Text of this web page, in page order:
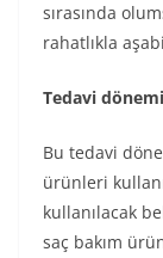
sırasında
rahatlıkla
Tedavi
Bu tedavi
ürünleri
kullanılacak
saç bakım